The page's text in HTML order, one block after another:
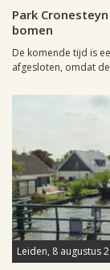
Park
bomen
De komende tijd is
afgesloten, omdat
Leiden, 8 augustus